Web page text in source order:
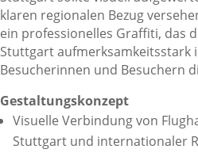
klaren regionalen Bezug
ein professionelles Graffiti, das
Stuttgart aufmerksamkeitsstark
Besucherinnen und Besuchern
Gestaltungskonzept
Visuelle Verbindung von
Stuttgart und internationaler